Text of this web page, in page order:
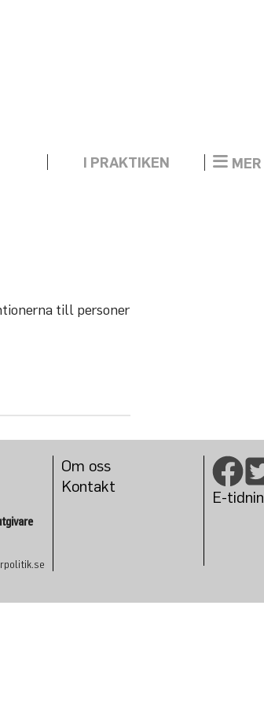
I PRAKTIKEN MER
till personer
Om oss
Kontakt
E-